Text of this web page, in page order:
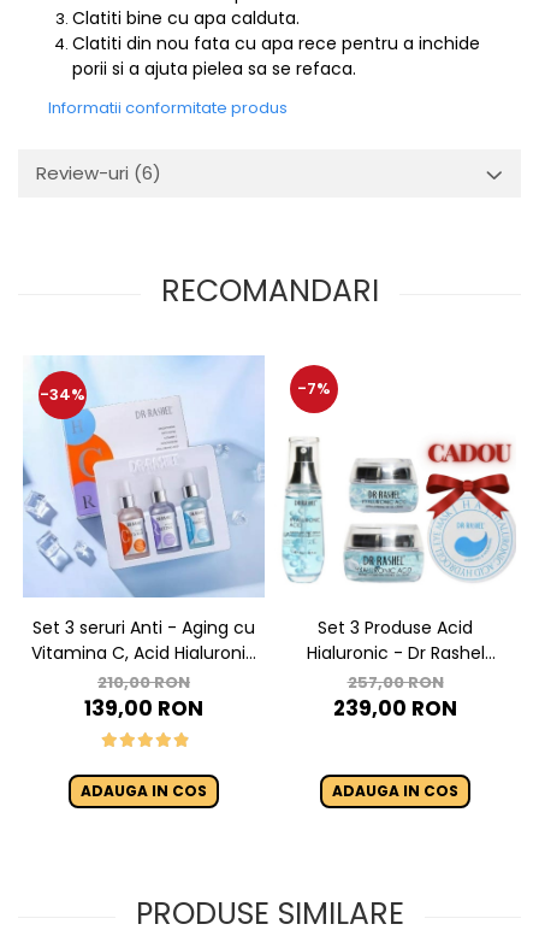
Clatiti bine cu apa calduta.
Clatiti din nou fata cu apa rece pentru a inchide
porii si a ajuta pielea sa se refaca.
Informatii conformitate produs
Review-uri (6)
RECOMANDARI
-34%
Set 3 seruri Anti - Aging cu
Vitamina C, Acid Hialuronic
si Retinol - Dr. Rashel Facial
Serum pack
210,00 RON
139,00 RON
ADAUGA IN COS
-7%
Set 3 Produse Acid
Hialuronic - Dr Rashel
Revitalizing Hyaluronic Acid
257,00 RON
239,00 RON
ADAUGA IN COS
PRODUSE SIMILARE